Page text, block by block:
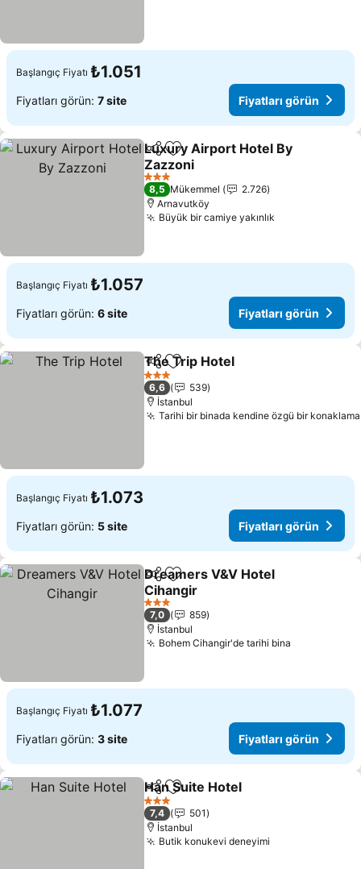
Başlangıç Fiyatı ₺1.051
Fiyatları görün: 7 site Fiyatları görün
PaylaşFavorilerime ekle
Luxury Airport Hotel By
Zazzoni
Fiyatları görün
3 Yıldız
8,5 Mükemmel
2.726
Arnavutköy
Büyük bir camiye yakınlık
Başlangıç Fiyatı ₺1.057
Fiyatları görün: 6 site Fiyatları görün
PaylaşFavorilerime ekle
The Trip Hotel
3 Yıldız
6,6
539
İstanbul
Tarihi bir binada kendine özgü bir konaklama
Başlangıç Fiyatı ₺1.073
Fiyatları görün: 5 site Fiyatları görün
PaylaşFavorilerime ekle
Dreamers V&V Hotel
Cihangir
Fiyatları görün
3 Yıldız
7,0
859
İstanbul
Bohem Cihangir'de tarihi bina
Başlangıç Fiyatı ₺1.077
Fiyatları görün: 3 site Fiyatları görün
PaylaşFavorilerime ekle
Han Suite Hotel
3 Yıldız
7,4
501
İstanbul
Butik konukevi deneyimi